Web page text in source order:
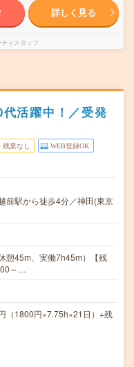
詳しく見る
ィスタッフ
活躍中！／受発
残業なし WEB登録OK
前駅から徒歩4分／神田(東京
憩45m、実働7h45m）【残
～…
1800円×7.75h×21日）+残